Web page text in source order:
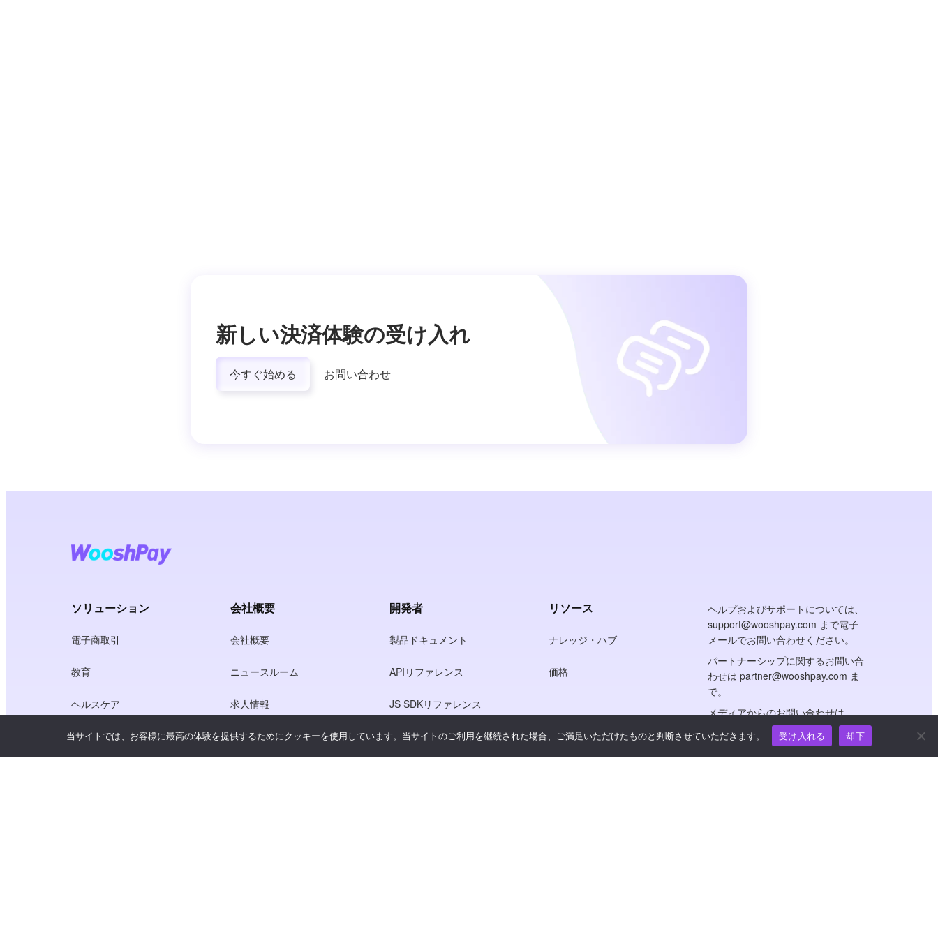
新しい決済体験の受け入れ
今すぐ始める お問い合わせ
ソリューション
電子商取引
教育
ヘルスケア
クリエーター・エコノミー
会社概要
会社概要
ニュースルーム
求人情報
利用規約
開発者
製品ドキュメント
APIリファレンス
JS SDKリファレンス
リソース
ナレッジ・ハブ
価格
ヘルプおよびサポートについては、
support@wooshpay.com まで電子
メールでお問い合わせください。
パートナーシップに関するお問い合
わせは partner@wooshpay.com ま
で。
メディアからのお問い合わせは
media@wooshpay.com まで。
当サイトでは、お客様に最高の体験を提供するためにクッキーを使用しています。当サイトのご利用を継続された場合、ご満足いただけたものと判断させていただきます。 受け入れる 却下